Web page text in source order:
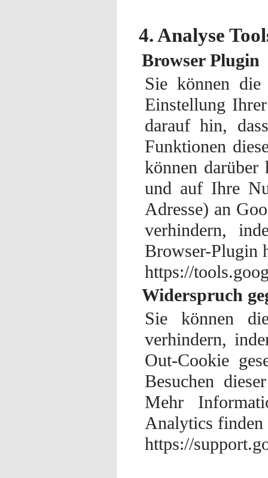
4. Analyse
Browser Plugin
Sie können die
Einstellung
darauf hin,
Funktionen
können darüber
und auf Ihre
Adresse) an
verhindern,
Browser-Plugin
https://
Widerspruch
Sie können
verhindern,
Out-Cookie
Besuchen
Mehr
Analytics finden
https://